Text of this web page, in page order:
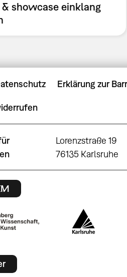
showcase einklang
Erklärung zur
Lorenzstraße 19
76135 Karlsruhe